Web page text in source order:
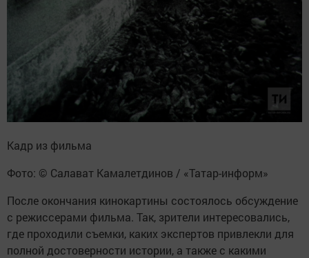
Кадр из фильма
Фото: © Салават Камалетдинов / «Татар-информ»
После окончания кинокартины состоялось обсуждение
с режиссерами фильма. Так, зрители интересовались,
где проходили съемки, каких экспертов привлекли для
полной достоверности истории, а также с какими